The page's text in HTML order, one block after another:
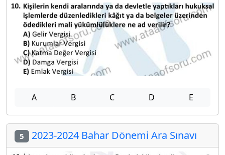
A B C D E
5 2023-2024 Bahar Dönemi Ara Sınavı